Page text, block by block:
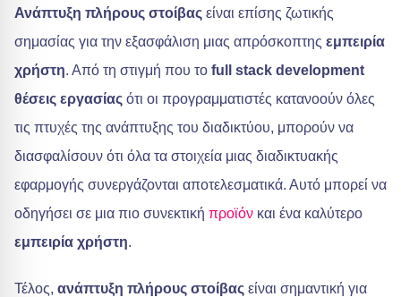
Ανάπτυξη πλήρους στοίβας είναι επίσης ζωτικής
σημασίας για την εξασφάλιση μιας απρόσκοπτης εμπειρία
χρήστη. Από τη στιγμή που το full stack development
θέσεις εργασίας ότι οι προγραμματιστές κατανοούν όλες
τις πτυχές της ανάπτυξης του διαδικτύου, μπορούν να
διασφαλίσουν ότι όλα τα στοιχεία μιας διαδικτυακής
εφαρμογής συνεργάζονται αποτελεσματικά. Αυτό μπορεί να
οδηγήσει σε μια πιο συνεκτική προϊόν και ένα καλύτερο
εμπειρία χρήστη.
Τέλος, ανάπτυξη πλήρους στοίβας είναι σημαντική για